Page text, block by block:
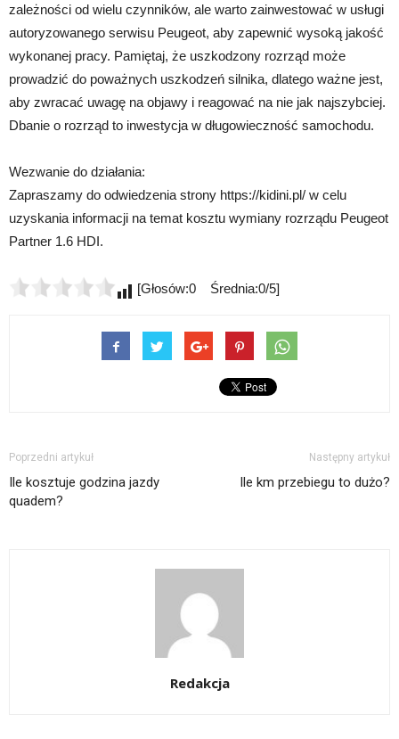
zależności od wielu czynników, ale warto zainwestować w usługi
autoryzowanego serwisu Peugeot, aby zapewnić wysoką jakość
wykonanej pracy. Pamiętaj, że uszkodzony rozrząd może
prowadzić do poważnych uszkodzeń silnika, dlatego ważne jest,
aby zwracać uwagę na objawy i reagować na nie jak najszybciej.
Dbanie o rozrząd to inwestycja w długowieczność samochodu.
Wezwanie do działania:
Zapraszamy do odwiedzenia strony https://kidini.pl/ w celu
uzyskania informacji na temat kosztu wymiany rozrządu Peugeot
Partner 1.6 HDI.
[Głosów:0 Średnia:0/5]
Poprzedni artykuł
Ile kosztuje godzina jazdy
quadem?
Następny artykuł
Ile km przebiegu to dużo?
Redakcja